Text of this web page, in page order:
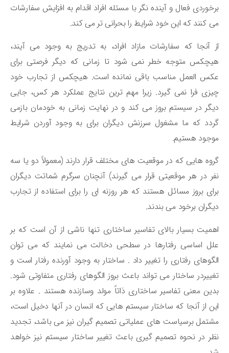
فعال و آینده نگر با مسئله افراد اقدام به افزایش سفارشات
کنند که این خود شرایط را بحرانی تر می کند.
آنجا که سفارشات مازاد افراد، به تدریج به وجود می آیند،
متوجه خطر نمی شود تا زمانی که دیگر فرصتی برای
العمل مناسب باقی نمانده است. هیچکس از تجارب خود
فرا نمی گیرد. زیرا مهم ترین نتایج عملکرد هر کس، جایی
در سیستم بروز می کند و در نهایت زمانی به خودمان بازمی
که ما مشغول سرزنش دیگران برای به وجود آوردن شرایط
هستیم.
هایی که در موقعیت های مختلف قرار دارند (معمولاً دو یا سه
در هر موقعیتی قرار می گیرند) آنچنان سرگرم شماتت دیگران
بروز مسائل هستند که هر روزنه ای را برای استفاده از تجارب
برخود می بندند.
بسیار بالای تفاسیر ساختاری تنها ناشی از آن است که بر
اساسی رفتارها در سطحی دخالت می نمایند که می توان
رفتاری را تغییر داد . ساختار به وجود آورنده رفتار است و
ساختار می تواند باعث بروز الگوهای رفتاری متفاوتی شود.
معنی تفاسیر ساختاری ذاتاً مولد وسازنده هستند . علاوه بر
از آنجا که ساختار سیستم هایی که انسان در آنها دخیل است،
برسیاست های عملیاتی تصمیم گیران نیز می باشد، تجدید
در نحوه تصمیم گیری باعث تغییر ساختار سیستم نیز خواهد